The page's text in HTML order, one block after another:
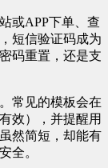
或APP下单、查
短信验证码成为
码重置，还是支
常见的模板会在
效），并提醒用
然简短，却能有
全。